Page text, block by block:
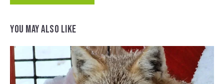
t
YOU MAY ALSO LIKE